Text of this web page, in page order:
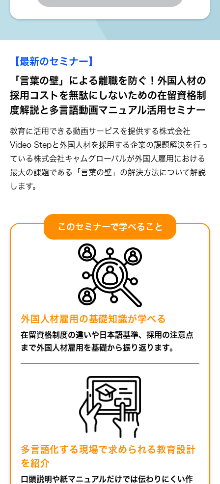
【最新のセミナー】
「言葉の壁」による離職を防ぐ！外国人材の
採用コストを無駄にしないための在留資格制
度解説と多言語動画マニュアル活用セミナー
教育に活用できる動画サービスを提供する株式会社
Video Stepと外国人材を採用する企業の課題解決を行っ
ている株式会社キャムグローバルが外国人雇用における
最大の課題である「言葉の壁」の解決方法について解説
します。
このセミナーで学べること
外国人材雇用の基礎知識が学べる
在留資格制度の違いや日本語基準、採用の注意点
まで外国人材雇用を基礎から振り返ります。
多言語化する現場で求められる教育設計
を紹介
口頭説明や紙マニュアルだけでは伝わりにくい作